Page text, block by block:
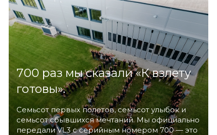
700 раз мы сказали «К взлету
готовы».
Семьсот первых полетов, семьсот улыбок и
семьсот сбывшихся мечтаний. Мы официально
передали VL3 с серийным номером 700 — это